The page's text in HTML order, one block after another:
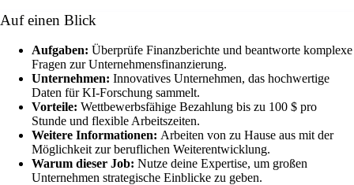
Auf einen Blick
Aufgaben: Überprüfe Finanzberichte und beantworte komplexe
Fragen zur Unternehmensfinanzierung.
Unternehmen: Innovatives Unternehmen, das hochwertige
Daten für KI-Forschung sammelt.
Vorteile: Wettbewerbsfähige Bezahlung bis zu 100 $ pro
Stunde und flexible Arbeitszeiten.
Weitere Informationen: Arbeiten von zu Hause aus mit der
Möglichkeit zur beruflichen Weiterentwicklung.
Warum dieser Job: Nutze deine Expertise, um großen
Unternehmen strategische Einblicke zu geben.